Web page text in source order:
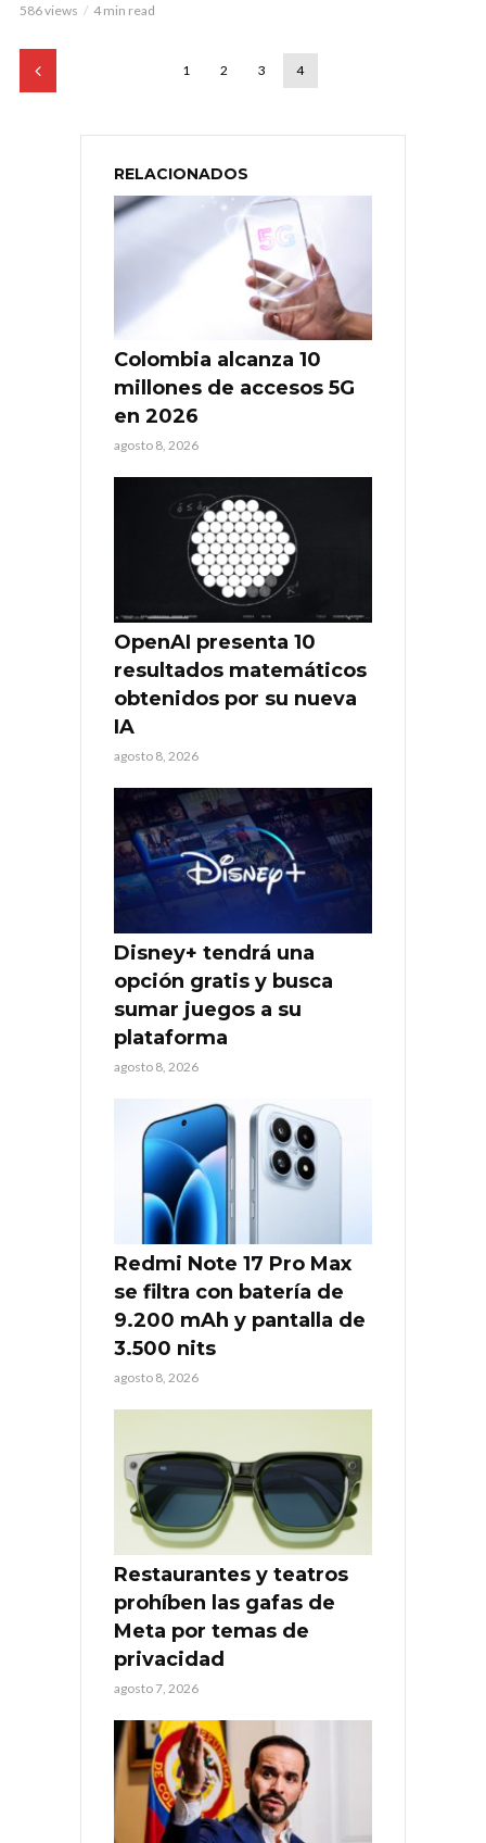
586 views 4 min read
1 2 3 4
RELACIONADOS
Colombia alcanza 10
millones de accesos 5G
en 2026
agosto 8, 2026
OpenAI presenta 10
resultados matemáticos
obtenidos por su nueva
IA
agosto 8, 2026
Disney+ tendrá una
opción gratis y busca
sumar juegos a su
plataforma
agosto 8, 2026
Redmi Note 17 Pro Max
se filtra con batería de
9.200 mAh y pantalla de
3.500 nits
agosto 8, 2026
Restaurantes y teatros
prohíben las gafas de
Meta por temas de
privacidad
agosto 7, 2026